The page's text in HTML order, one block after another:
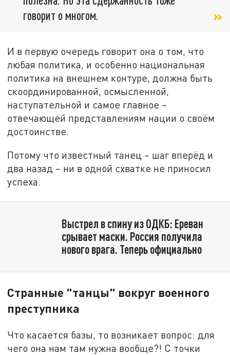
говорит о многом.
И в первую очередь говорит она о том, что
любая политика, и особенно национальная
политика на внешнем контуре, должна быть
скоординированной, осмысленной,
наступательной и самое главное –
отвечающей представлениям нации о своём
достоинстве.
Потому что известный танец – шаг вперёд и
два назад – ни в одной схватке не приносил
успеха.
Выстрел в спину из ОДКБ: Ереван
срывает маски. Россия получила
нового врага. Теперь официально
Странные "танцы" вокруг военного
преступника
Что касается базы, то возникает вопрос: для
чего она нам там нужна вообще?! С точки